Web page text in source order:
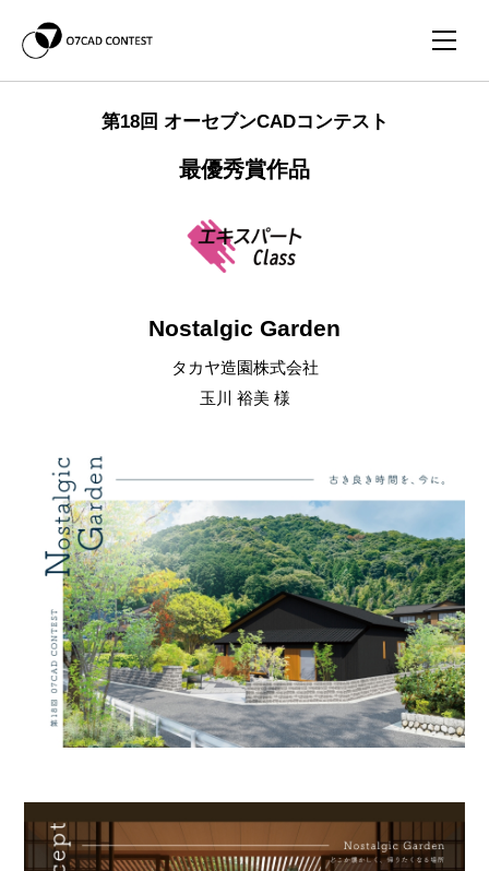
第18回 オーセブンCADコンテスト
最優秀賞作品
Nostalgic Garden
タカヤ造園株式会社
玉川 裕美 様